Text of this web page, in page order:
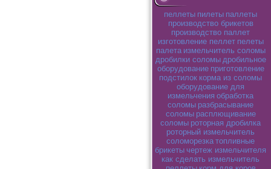
пеллеты пилеты паллеты
производство брикетов
производство паллет
изготовление пеллет пелеты
палета измельчитель соломы
дробилки соломы дробильное
оборудование приготовление
подстилок корма из соломы
оборудование для
измельчения обработка
соломы разбрасывание
соломы расплющивание
соломы роторная дробилка
роторный измельчитель
соломорезка топливные
брикеты чертеж измельчителя
как сделать измельчитель